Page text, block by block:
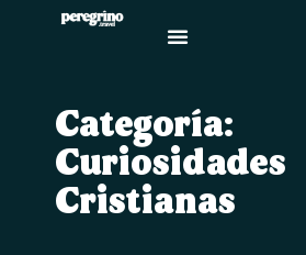
Categoría:
Curiosidades
Cristianas